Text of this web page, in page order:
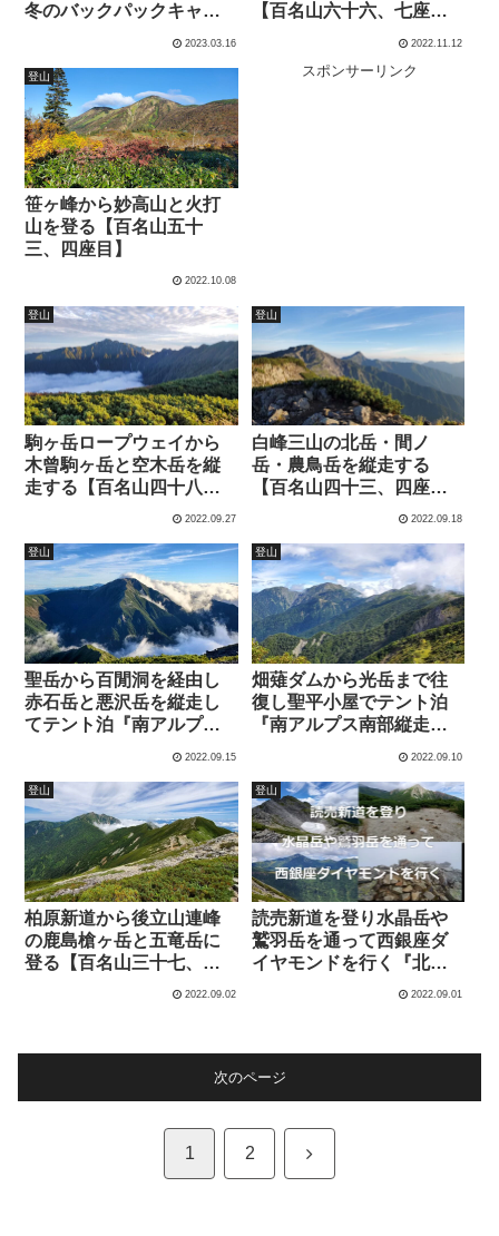
冬のバックパックキャン
2023.03.16
【百名山六十六、七座
2022.11.12
登山
笹ヶ峰から妙高山と火打
山を登る【百名山五十
三、四座目】
2022.10.08
スポンサーリンク
登山
駒ヶ岳ロープウェイから
木曾駒ヶ岳と空木岳を縦
走する【百名山四十八、
2022.09.27
登山
白峰三山の北岳・間ノ
岳・農鳥岳を縦走する
【百名山四十三、四座
2022.09.18
登山
聖岳から百閒洞を経由し
赤石岳と悪沢岳を縦走し
てテント泊『南アルプス
2022.09.15
登山
畑薙ダムから光岳まで往
復し聖平小屋でテント泊
『南アルプス南部縦走
2022.09.10
登山
柏原新道から後立山連峰
の鹿島槍ヶ岳と五竜岳に
登る【百名山三十七、八
2022.09.02
登山
読売新道を登り水晶岳や
鷲羽岳を通って西銀座ダ
イヤモンドを行く『北ア
2022.09.01
次のページ
1 2 次